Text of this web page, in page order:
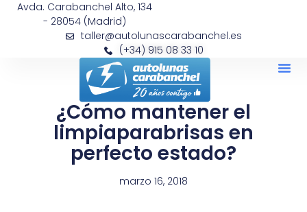
Avda. Carabanchel Alto, 134
- 28054 (Madrid)
taller@autolunascarabanchel.es
(+34) 915 08 33 10
¿Cómo mantener el
limpiaparabrisas en
perfecto estado?
marzo 16, 2018